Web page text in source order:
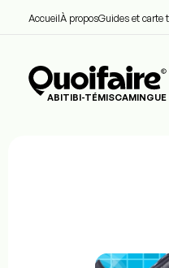
AccueilÀ proposGuides et carte
ABITIBI-TÉMISCAMINGUE